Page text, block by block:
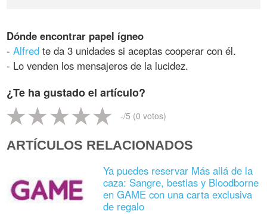
Dónde encontrar papel ígneo
-Alfred te da 3 unidades si aceptas cooperar con él.
- Lo venden los mensajeros de la lucidez.
¿Te ha gustado el artículo?
-/5 (0 votos)
ARTÍCULOS RELACIONADOS
Ya puedes reservar Más allá de la
caza: Sangre, bestias y Bloodborne
en GAME con una carta exclusiva
de regalo